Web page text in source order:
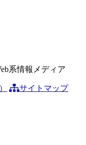
系情報メディア
サイトマップ